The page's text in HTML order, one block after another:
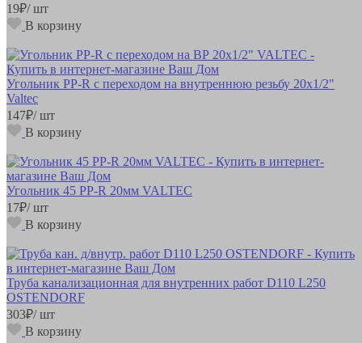
19₽/ шт
В корзину
Угольник РР-R с переходом на внутреннюю резьбу 20х1/2"
Valteс
147₽/ шт
В корзину
Угольник 45 РР-R 20мм VALTEC
17₽/ шт
В корзину
Труба канализационная для внутренних работ D110 L250
OSTENDORF
303₽/ шт
В корзину